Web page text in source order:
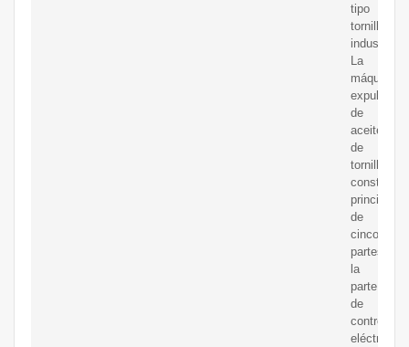
tipo
tornillo
industrial.
La
máquina
expulsora
de
aceite
de
tornillo
consta
de
cinco
partes:
la
parte
de
control
eléctrico,